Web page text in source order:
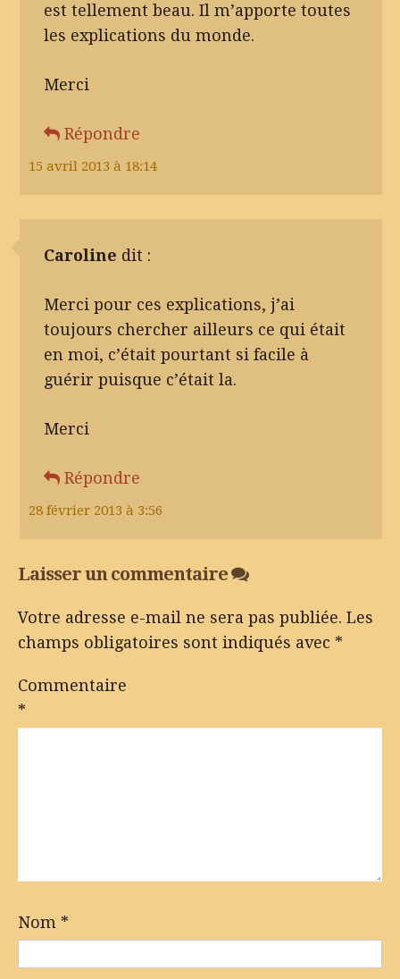
15 avril 2013 à 18:14
est tellement beau. Il m’apporte toutes
les explications du monde.
Merci
Répondre
Caroline dit :
28 février 2013 à 3:56
Merci pour ces explications, j’ai
toujours chercher ailleurs ce qui était
en moi, c’était pourtant si facile à
guérir puisque c’était la.
Merci
Répondre
Laisser un commentaire
Votre adresse e-mail ne sera pas publiée. Les
champs obligatoires sont indiqués avec *
Commentaire
*
Nom *